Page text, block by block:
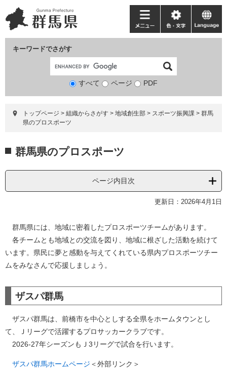
ー
ジ
ニ
ュ
て
キーワードでさがす
検
象
すべて ページ PDF
メ
ニ
ー
色・
文
language
トップページ > 組織からさがす > 地域創生部 > スポーツ振興課 > 群馬
県のプロスポーツ
文 群馬県のプロスポーツ
ページ内目次
更新日：2026年4月1日
群馬県には、地域に密着したプロスポーツチームがあります。
各チームとも地域との交流を図り、地域に根ざした活動を続けて
います。県民に夢と感動を与えてくれている県内プロスポーツチー
ムをみなさんで応援しましょう。
ザスパ群馬
ザスパ群馬は、前橋市を中心としする全県をホームタウンとし
て、Ｊリーグで活躍するプロサッカークラブです。
2026-27年シーズンもＪ3リーグで試合を行います。
ザスパ群馬ホームページ ＜外部リンク＞